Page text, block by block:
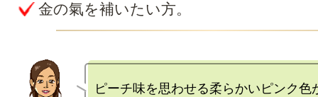
金の氣を補いたい方。
ピーチ味を思わせる柔らかいピンク色